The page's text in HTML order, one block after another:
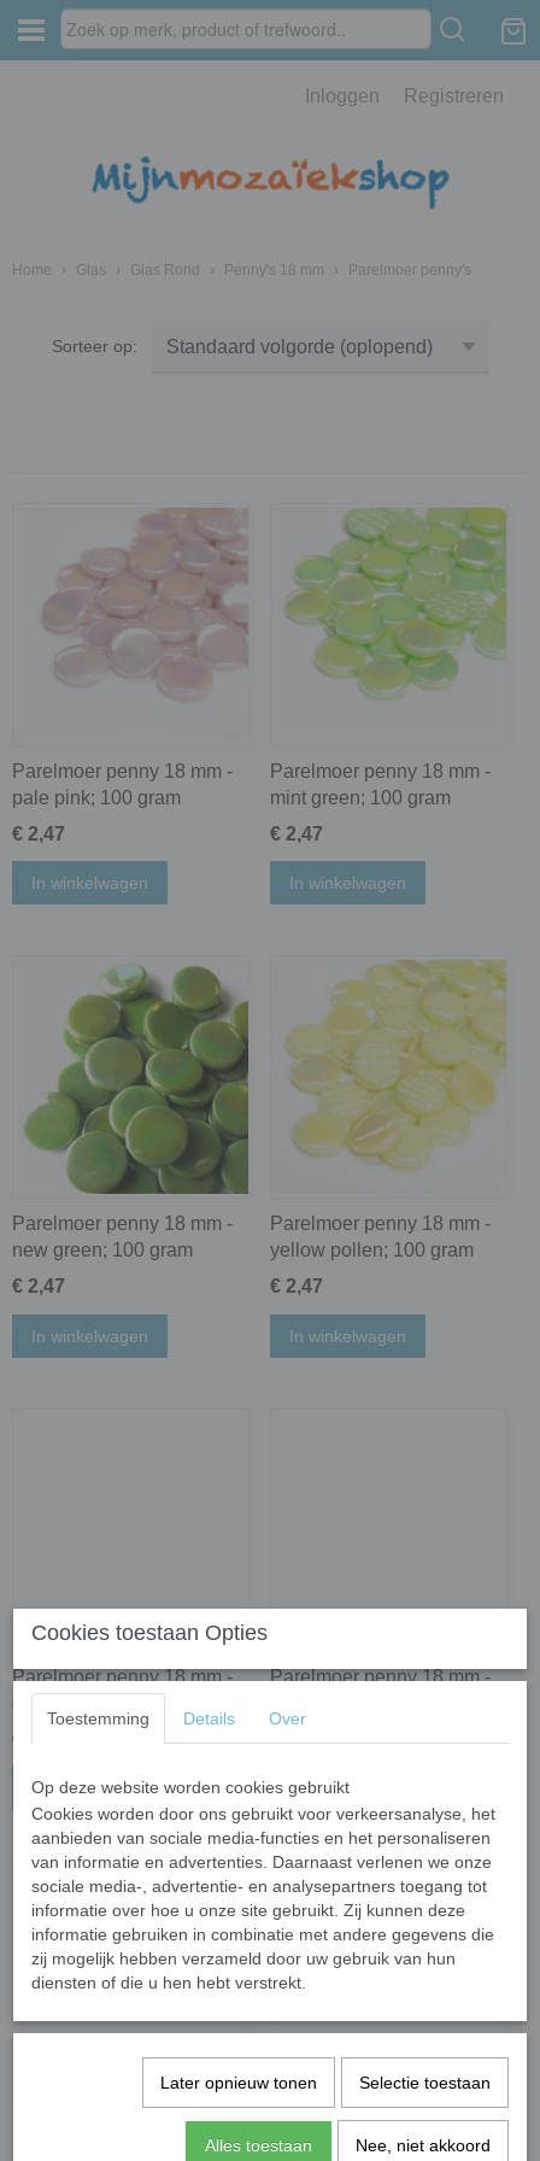
Inloggen Registreren
Home › Glas › Glas Rond › Penny's 18 mm › Parelmoer penny's
Sorteer op:
Parelmoer penny 18 mm -
pale pink; 100 gram
€ 2,47
In winkelwagen
Parelmoer penny 18 mm -
mint green; 100 gram
€ 2,47
In winkelwagen
Parelmoer penny 18 mm -
new green; 100 gram
€ 2,47
In winkelwagen
Parelmoer penny 18 mm -
yellow pollen; 100 gram
€ 2,47
In winkelwagen
Parelmoer penny 18 mm -
€ 2,47
In winkelwagen
Parelmoer penny 18 mm -
€ 2,47
In winkelwagen
lilac; 100 gram
Cookies toestaan Opties
Toestemming Details Over
Op deze website worden cookies gebruikt
Cookies worden door ons gebruikt voor verkeersanalyse, het
aanbieden van sociale media-functies en het personaliseren
van informatie en advertenties. Daarnaast verlenen we onze
sociale media-, advertentie- en analysepartners toegang tot
informatie over hoe u onze site gebruikt. Zij kunnen deze
informatie gebruiken in combinatie met andere gegevens die
zij mogelijk hebben verzameld door uw gebruik van hun
diensten of die u hen hebt verstrekt.
Later opnieuw tonen Selectie toestaan
Alles toestaan Nee, niet akkoord